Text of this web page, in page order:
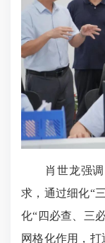
肖世龙强调
求，通过细化“
化“四必查、三
网格化作用，